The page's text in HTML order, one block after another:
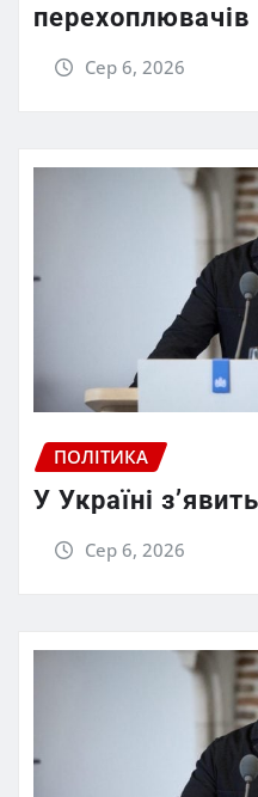
перехоплювачів
Сер 6, 2026
ПОЛІТИКА
У Україні
Сер 6, 2026